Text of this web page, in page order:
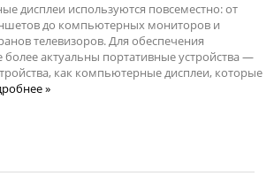
дисплеи используются повсеместно: от
до компьютерных мониторов и
телевизоров. Для обеспечения
актуальны портативные устройства —
как компьютерные дисплеи, которые
»